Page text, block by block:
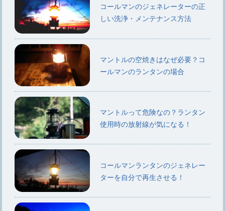
コールマンのジェネレーターの正
しい洗浄・メンテナンス方法
マントルの空焼きはなぜ必要？コ
ールマンのランタンの場合
マントルって危険なの？ランタン
使用時の放射線が気になる！
コールマンランタンのジェネレー
ターを自分で再生させる！